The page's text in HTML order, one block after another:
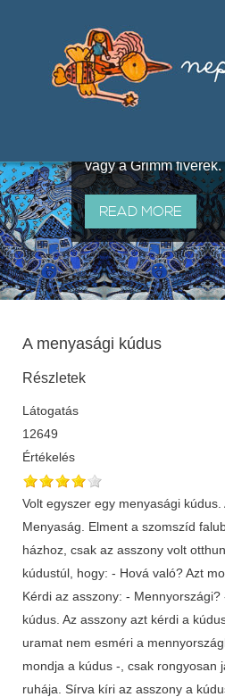
útján terjedő
melyeket olyan
állítottak össze, mint
vagy a Grimm fivérek.
READ MORE
A menyasági kúdus
Részletek
Látogatás
12649
Értékelés
Volt egyszer egy menyasági kúdus.
Menyaság. Elment a szomszíd
házhoz, csak az asszony volt
kúdustúl, hogy: - Hová való? Azt
Kérdi az asszony: -
kúdus. Az asszony azt kérdi a
uramat nem esméri a
mondja a kúdus -, csak rongyosan
ruhája. Sírva kíri az asszony a